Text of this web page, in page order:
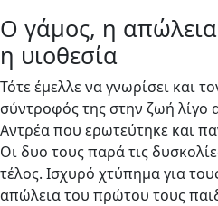
Ο γάμος, η απώλεια
η υιοθεσία
Τότε έμελλε να γνωρίσει και
σύντροφός της στην ζωή λίγο
Αντρέα που ερωτεύτηκε και
Οι δυο τους παρά τις
τέλος. Ισχυρό χτύπημα για
απώλεια του πρώτου τους